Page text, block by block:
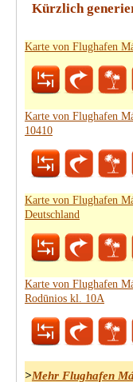
Kürzlich
Karte von Flughafen
Karte von Flughafen
10410
Karte von Flughafen
Deutschland
Karte von Flughafen
Rodūnios kl. 10A
>Mehr Flughafen